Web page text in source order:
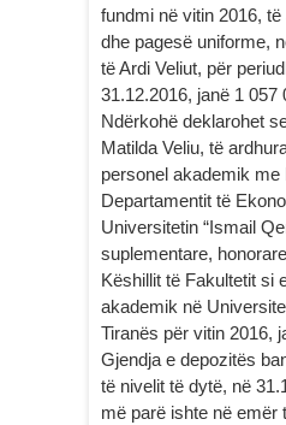
fundmi në vitin 2016,
dhe pagesë uniforme,
të Ardi Veliut, për
31.12.2016, janë 1 057
Ndërkohë deklarohet
Matilda Veliu, të
personel akademik me
Departamentit të
Universitetin “Ismail
suplementare,
Këshillit të Fakultetit si
akademik në
Tiranës për vitin 2016,
Gjendja e depozitës
të nivelit të dytë, në
më parë ishte në emër